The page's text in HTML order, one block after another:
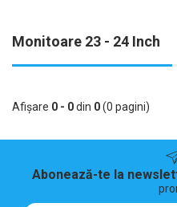
Monitoare 23 - 24 Inch
Afişare 0 - 0din 0(0 pagini)
Abonează-te la